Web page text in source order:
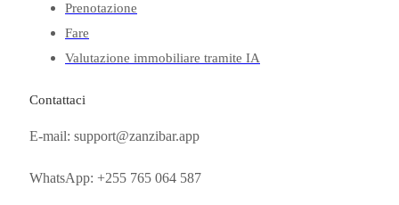
Prenotazione
Fare
Valutazione immobiliare tramite IA
Contattaci
E-mail: support@zanzibar.app
WhatsApp: +255 765 064 587